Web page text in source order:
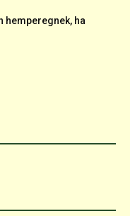
hemperegnek, ha